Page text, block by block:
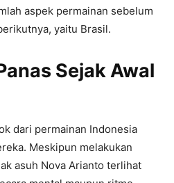
aspek permainan sebelum
yaitu Brasil.
Sejak Awal
dari permainan Indonesia
Meskipun melakukan
asuh Nova Arianto terlihat